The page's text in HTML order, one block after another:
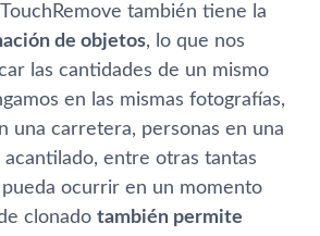
también tiene la
de objetos, lo que nos
las cantidades de un mismo
en las mismas fotografí­as,
una carretera, personas en una
entre otras tantas
pueda ocurrir en un momento
clonado también permite